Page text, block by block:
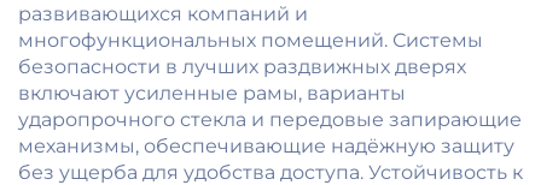
развивающихся компаний и
многофункциональных помещений. Системы
безопасности в лучших раздвижных дверях
включают усиленные рамы, варианты
ударопрочного стекла и передовые запирающие
механизмы, обеспечивающие надёжную защиту
без ущерба для удобства доступа. Устойчивость к